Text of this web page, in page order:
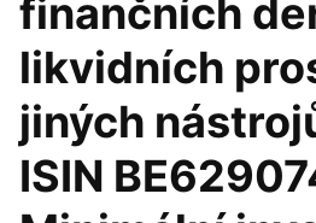
finančních
likvidních
jiných
ISIN